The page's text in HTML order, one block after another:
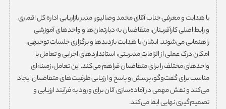
با هدایت و معرفی جناب آقای محمد وصالپور، مدیر بازاریابی اداره کل اقماری
و رابط اصلی کارآفرینان، متقاضیان به دپارتمان‌ها و واحدهای آموزشی
راهنمایی می‌شوند. ایشان با هدایت بازدیدها و برگزاری جلسات توجیهی،
امکان درک عملی از الزامات مدیریتی، استانداردهای اجرایی و تعامل با
واحدهای مختلف را برای متقاضیان فراهم می‌کند. این تعامل، زمینه‌ای
مناسب برای گفت‌وگو، پرسش و پاسخ و ارزیابی ظرفیت‌های متقاضیان ایجاد
می‌کند و نقش مهمی در آماده‌سازی آنان برای ورود به فرآیند ارزیابی و
تصمیم‌گیری نهایی ایفا می‌کند.